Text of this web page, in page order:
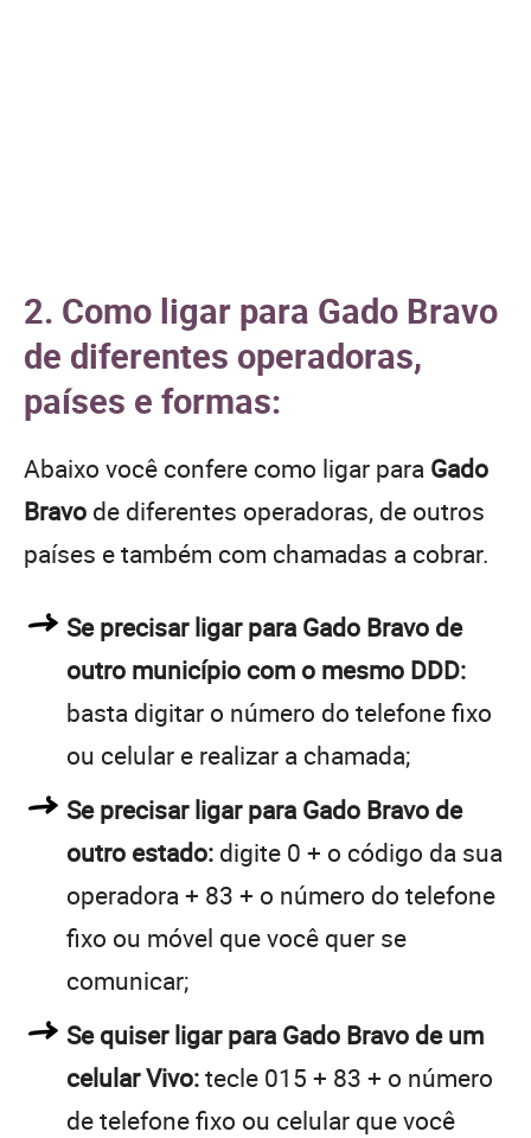
2. Como ligar para Gado Bravo
de diferentes operadoras,
países e formas:
Abaixo você confere como ligar para Gado
Bravo de diferentes operadoras, de outros
países e também com chamadas a cobrar.
Se precisar ligar para Gado Bravo de
outro município com o mesmo DDD:
basta digitar o número do telefone fixo
ou celular e realizar a chamada;
Se precisar ligar para Gado Bravo de
outro estado: digite 0 + o código da sua
operadora + 83 + o número do telefone
fixo ou móvel que você quer se
comunicar;
Se quiser ligar para Gado Bravo de um
celular Vivo:tecle 015 + 83 + o número
de telefone fixo ou celular que você